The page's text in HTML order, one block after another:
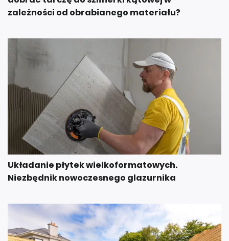
zależności od obrabianego materiału?
Układanie płytek wielkoformatowych.
Niezbędnik nowoczesnego glazurnika